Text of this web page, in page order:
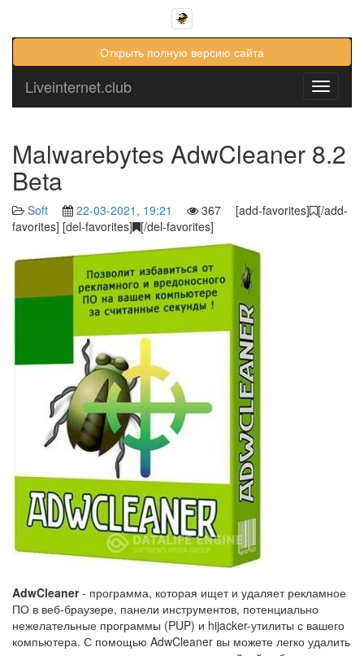
Открыть полную версию сайта
Toggle
Liveinternet.club
Malwarebytes AdwCleaner 8.2
Beta
Soft 22-03-2021, 19:21 367 [add-favorites] [/add-
favorites] [del-favorites] [/del-favorites]
AdwCleaner- программа, которая ищет и удаляет рекламное
ПО в веб-браузере, панели инструментов, потенциально
нежелательные программы (PUP) и hijacker-утилиты с вашего
компьютера. С помощью AdwCleaner вы можете легко удалить